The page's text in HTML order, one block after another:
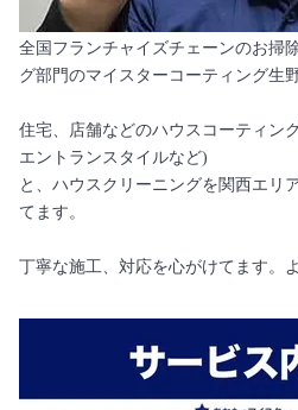
全国フランチャイズチェーンのお掃
グ部門のマイスターコーティング生
住宅、店舗などのハウスコーティン
エントランスタイルなど)
と、ハウスクリーニングを関西エリ
てます。
丁寧な施工、対応を心がけてます。